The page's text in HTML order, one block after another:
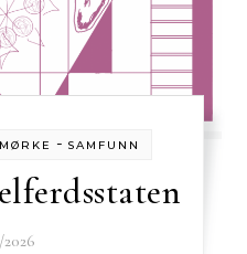
MØRKE - SAMFUNN